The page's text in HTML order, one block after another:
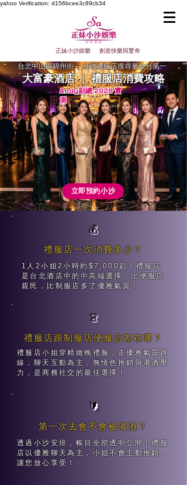
yahoo Verification: d156bcee3c89cb34
正妹小沙娛樂 創造快樂與驚奇
台北中山區錦州街 ─ 台北禮服店搜尋量全台第一
大富豪酒店 ｜ 禮服店消費攻略
Andy副總 2026 實
測
立即預約小沙
💰
禮服店一次消費多少？
1人2小姐2小時約$7,000起！禮服店
是台北酒店中的中高端選擇，比便服店
親民，比制服店多了優雅氣質！
👗
禮服店跟制服店便服店差在哪？
禮服店小姐穿精緻晚禮服，走優雅氣質路
線，聊天互動為主，無情色推銷與灌酒壓
力，是商務社交的最佳選擇！
🔰
第一次去會不會被灌酒？
透過小沙安排，帳目全部透明公開！禮服
店以優雅聊天為主，小姐不會主動推銷，
讓您放心享受！